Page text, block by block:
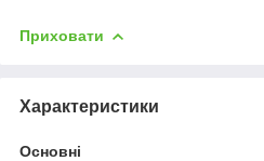
Приховати
Характеристики
Основні